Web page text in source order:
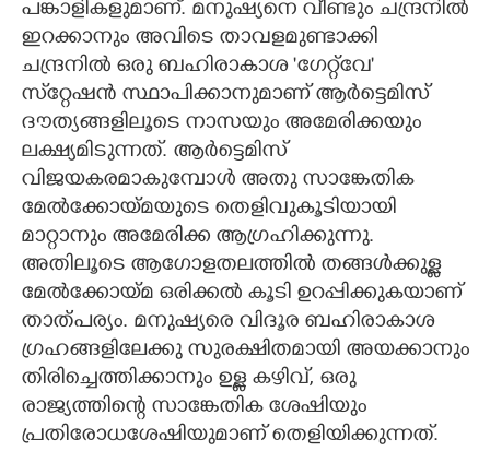
പങ്കാളികളുമാണ്. മനുഷ്യനെ വീണ്ടും ചന്ദ്രനിൽ
ഇറക്കാനും അവിടെ താവളമുണ്ടാക്കി
ചന്ദ്രനിൽ ഒരു ബഹിരാകാശ 'ഗേറ്റ്‌വേ'
സ്‌റ്റേഷൻ സ്ഥാപിക്കാനുമാണ് ആർട്ടെമിസ്
ദൗത്യങ്ങളിലൂടെ നാസയും അമേരിക്കയും
ലക്ഷ്യമിടുന്നത്. ആർട്ടെമിസ്
വിജയകരമാകുമ്പോൾ അതു സാങ്കേതിക
മേൽക്കോയ്മയുടെ തെളിവുകൂടിയായി
മാറ്റാനും അമേരിക്ക ആഗ്രഹിക്കുന്നു.
അതിലൂടെ ആഗോളതലത്തിൽ തങ്ങൾക്കുള്ള
മേൽക്കോയ്മ ഒരിക്കൽ കൂടി ഉറപ്പിക്കുകയാണ്
താത്പര്യം. മനുഷ്യരെ വിദൂര ബഹിരാകാശ
ഗ്രഹങ്ങളിലേക്കു സുരക്ഷിതമായി അയക്കാനും
തിരിച്ചെത്തിക്കാനും ഉള്ള കഴിവ്, ഒരു
രാജ്യത്തിന്റെ സാങ്കേതിക ശേഷിയും
പ്രതിരോധശേഷിയുമാണ് തെളിയിക്കുന്നത്.